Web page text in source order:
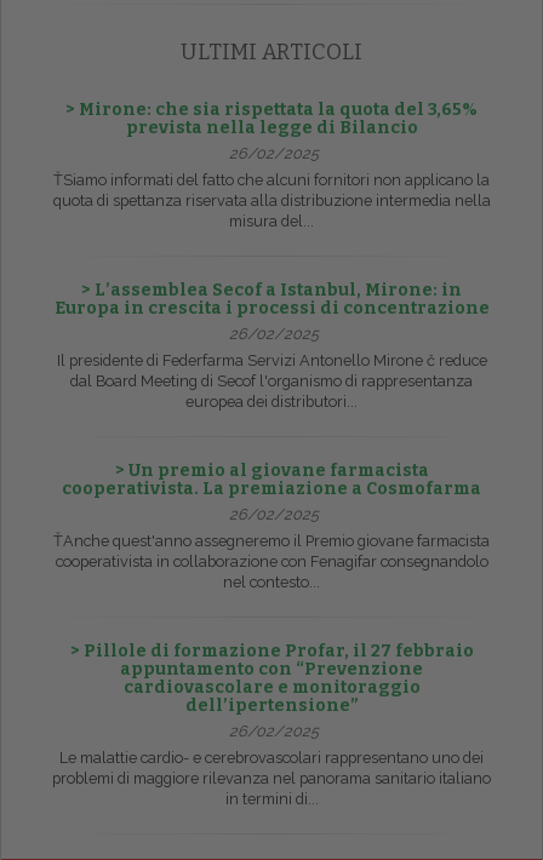
ULTIMI ARTICOLI
> Mirone: che sia rispettata la quota del 3,65%
prevista nella legge di Bilancio
26/02/2025
ŤSiamo informati del fatto che alcuni fornitori non applicano la
quota di spettanza riservata alla distribuzione intermedia nella
misura del...
> L’assemblea Secof a Istanbul, Mirone: in
Europa in crescita i processi di concentrazione
26/02/2025
Il presidente di Federfarma Servizi Antonello Mirone č reduce
dal Board Meeting di Secof l'organismo di rappresentanza
europea dei distributori...
> Un premio al giovane farmacista
cooperativista. La premiazione a Cosmofarma
26/02/2025
ŤAnche quest'anno assegneremo il Premio giovane farmacista
cooperativista in collaborazione con Fenagifar consegnandolo
nel contesto...
> Pillole di formazione Profar, il 27 febbraio
appuntamento con “Prevenzione
cardiovascolare e monitoraggio
dell’ipertensione”
26/02/2025
Le malattie cardio- e cerebrovascolari rappresentano uno dei
problemi di maggiore rilevanza nel panorama sanitario italiano
in termini di...